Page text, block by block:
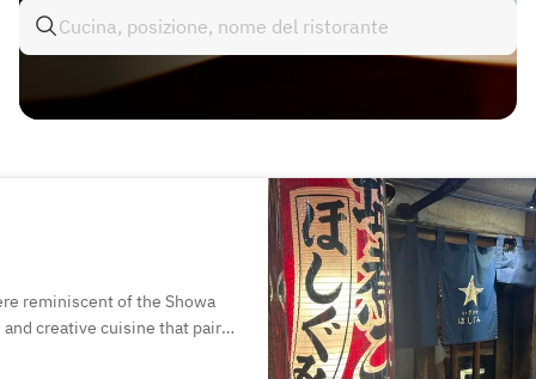
reminiscent of the Showa
creative cuisine that pairs